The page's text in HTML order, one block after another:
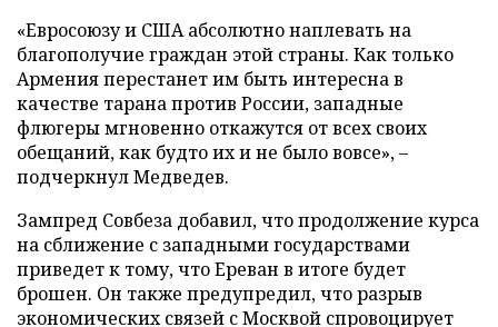
«Евросоюзу и США абсолютно наплевать на
благополучие граждан этой страны. Как только
Армения перестанет им быть интересна в
качестве тарана против России, западные
флюгеры мгновенно откажутся от всех своих
обещаний, как будто их и не было вовсе», –
подчеркнул Медведев.
Зампред Совбеза добавил, что продолжение курса
на сближение с западными государствами
приведет к тому, что Ереван в итоге будет
брошен. Он также предупредил, что разрыв
экономических связей с Москвой спровоцирует